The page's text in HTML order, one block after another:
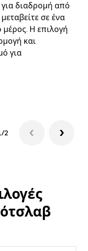
για διαδρομή από
σε ένα
μέρος. Η επιλογή
και
για
2